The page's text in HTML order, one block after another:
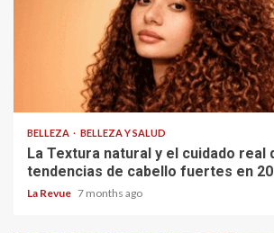
BELLEZA BELLEZA Y SALUD
La Textura natural y el cuidado real
tendencias de cabello fuertes en
La Revue 7 months ago